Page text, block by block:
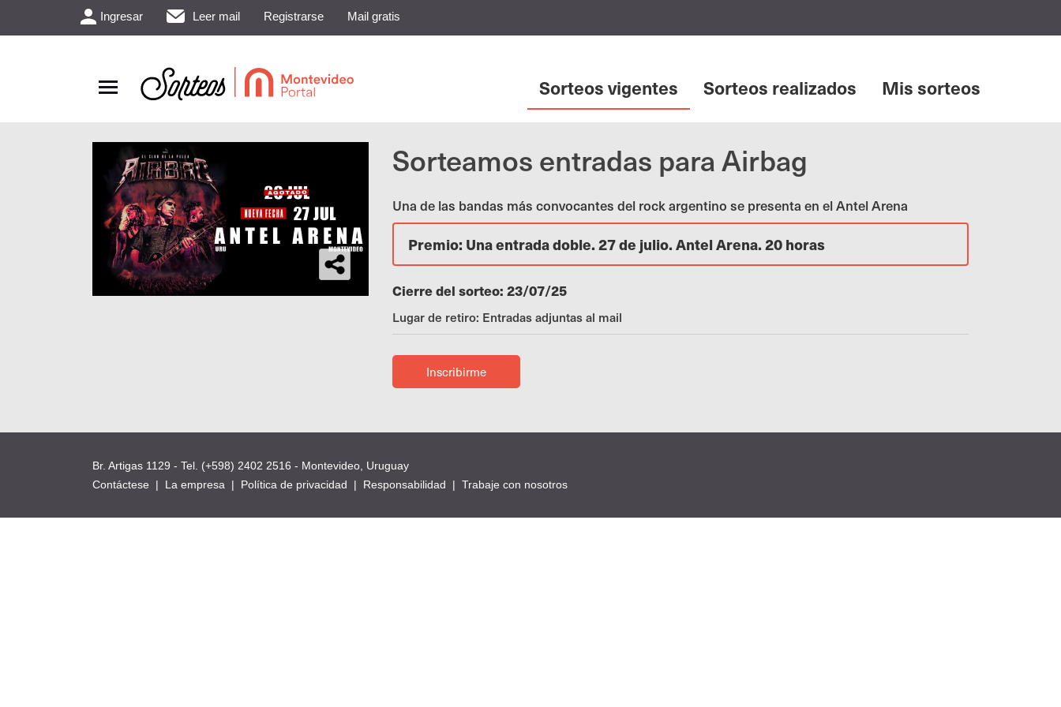
Ingresar Leer mail Registrarse Mail gratis
Sorteos vigentes Sorteos realizados Mis sorteos
Sorteamos entradas para Airbag
Una de las bandas más convocantes del rock argentino se presenta en el Antel Arena
Premio: Una entrada doble. 27 de julio. Antel Arena. 20 horas
Cierre del sorteo: 23/07/25
Lugar de retiro: Entradas adjuntas al mail
Inscribirme
Br. Artigas 1129 - Tel. (+598) 2402 2516 - Montevideo, Uruguay
Contáctese | La empresa | Política de privacidad | Responsabilidad | Trabaje con nosotros